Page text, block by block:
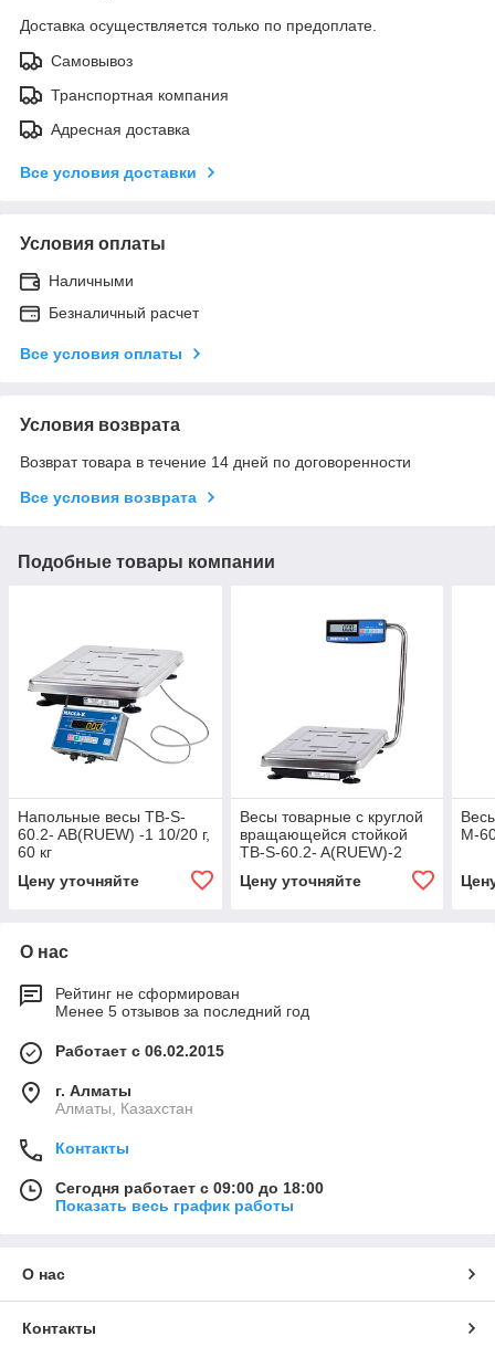
Доставка осуществляется только по предоплате.
Самовывоз
Транспортная компания
Адресная доставка
Все условия доставки
Условия оплаты
Наличными
Безналичный расчет
Все условия оплаты
Условия возврата
Возврат товара в течение 14 дней по договоренности
Все условия возврата
Подобные товары компании
Напольные весы TB-S-
60.2- AВ(RUEW) -1 10/20 г,
60 кг
Цену уточняйте
Весы товарные с круглой
вращающейся стойкой
TB-S-60.2- A(RUEW)-2
Цену уточняйте
М-
О нас
Рейтинг не сформирован
Менее 5 отзывов за последний год
Работает с 06.02.2015
г. Алматы
Алматы, Казахстан
Контакты
Сегодня работает с 09:00 до 18:00
Показать весь график работы
О нас
Контакты